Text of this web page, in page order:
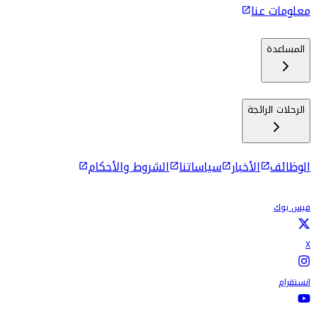
معلومات عنا
المساعدة
الرحلات الرائجة
الوظائف الأخبار سياساتنا الشروط والأحكام
فيس بوك
X
انستقرام